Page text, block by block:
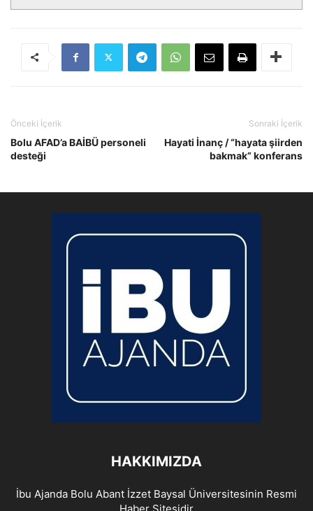
Önceki İçerik
Bolu AFAD’a BAİBÜ personeli
desteği
Sonraki İçerik
Hayati İnanç / “hayata şiirden
bakmak” konferans
HAKKIMIZDA
İbu Ajanda Bolu Abant İzzet Baysal Üniversitesinin Resmi
Haber Sitesidir